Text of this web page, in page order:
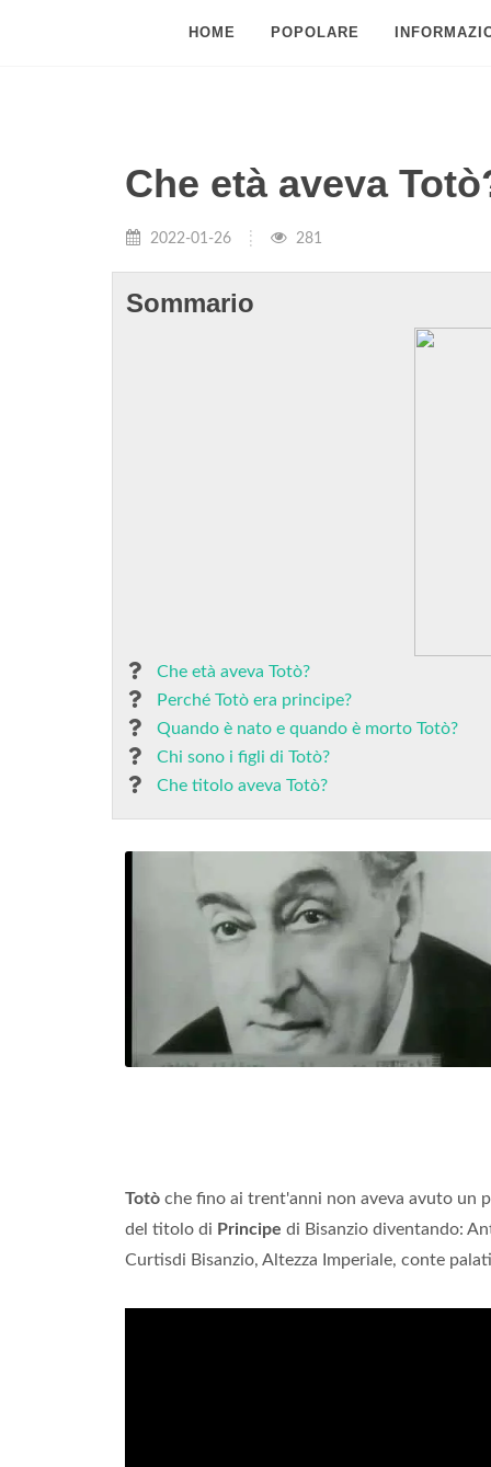
HOME POPOLARE
Che età aveva
2022-01-26 281
Sommario
Che età aveva Totò?
Perché Totò era principe?
Quando è nato e quando è morto Totò?
Chi sono i figli di Totò?
Che titolo aveva Totò?
Totò che fino ai trent'anni non aveva avuto un
del titolo di Principe di Bisanzio diventando:
Curtisdi Bisanzio, Altezza Imperiale, conte